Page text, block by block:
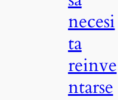
necesi
ta
reinve
ntarse